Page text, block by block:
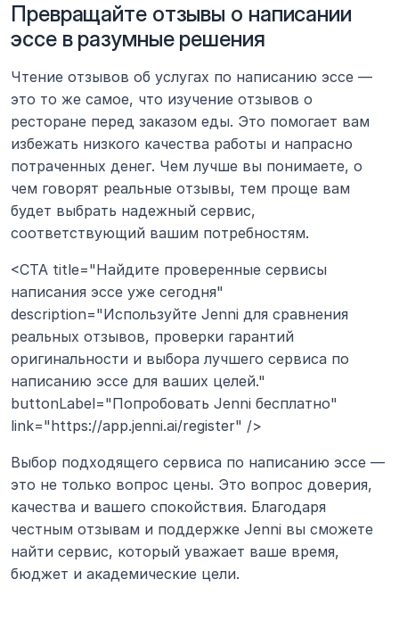
Превращайте отзывы о написании
эссе в разумные решения
Чтение отзывов об услугах по написанию эссе —
это то же самое, что изучение отзывов о
ресторане перед заказом еды. Это помогает вам
избежать низкого качества работы и напрасно
потраченных денег. Чем лучше вы понимаете, о
чем говорят реальные отзывы, тем проще вам
будет выбрать надежный сервис,
соответствующий вашим потребностям.
<CTA title="Найдите проверенные сервисы
написания эссе уже сегодня"
description="Используйте Jenni для сравнения
реальных отзывов, проверки гарантий
оригинальности и выбора лучшего сервиса по
написанию эссе для ваших целей."
buttonLabel="Попробовать Jenni бесплатно"
link="https://app.jenni.ai/register" />
Выбор подходящего сервиса по написанию эссе —
это не только вопрос цены. Это вопрос доверия,
качества и вашего спокойствия. Благодаря
честным отзывам и поддержке Jenni вы сможете
найти сервис, который уважает ваше время,
бюджет и академические цели.